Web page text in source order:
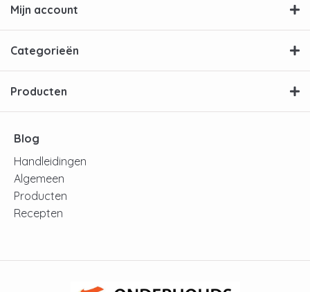
Mijn account
Categorieën
Producten
Blog
Handleidingen
Algemeen
Producten
Recepten